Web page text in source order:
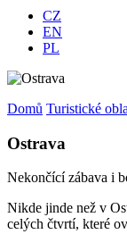
CZ
EN
PL
Domů Turistické
Ostrava
Nekončící zábava i
Nikde jinde než v
celých čtvrtí, které